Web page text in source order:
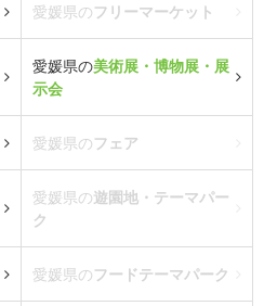
愛媛県のフリーマーケット
愛媛県の美術展・博物展・展
示会
愛媛県のフェア
愛媛県の遊園地・テーマパー
ク
愛媛県のフードテーマパーク